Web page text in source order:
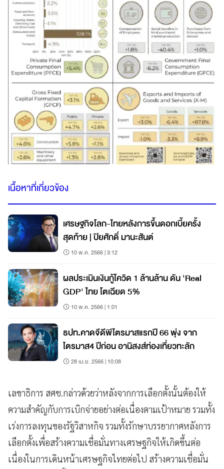
เนื้อหาที่เกี่ยวข้อง
เศรษฐกิจโลก-ไทยหลังการขึ้นดอกเบี้ยครั้ง
สุดท้าย | ปิยศักดิ์ มานะสันต์
10 พ.ค. 2566 | 3:12
ผลประเมินเงินกู้โควิด 1 ล้านล้าน ดัน 'Real
GDP' ไทย โตเฉียด 5%
10 พ.ค. 2566 | 1:01
ธปท.คาดจีดีพีไตรมาสแรกปี 66 พุ่ง จาก
ไตรมาส4 ปีก่อน อานิสงส์ท่องเที่ยวทะลัก
28 เม.ย. 2566 | 10:08
เลขาธิการ สศช.กล่าวด้วยว่าหลังจากการเลือกตั้งนั้นต้องให้
ความสำคัญกับการเบิกจ่ายอย่างต่อเนื่องตามเป้าหมาย รวมทั้ง
เร่งการลงทุนของรัฐวิสาหกิจ รวมทั้งรักษาบรรยากาศหลังการ
เลือกตั้งเพื่อสร้างความเชื่อมั่นทางเศรษฐกิจให้เกิดขึ้นต่อ
เนื่องในการเดินหน้าเศรษฐกิจไทยต่อไป สร้างความเชื่อมั่น